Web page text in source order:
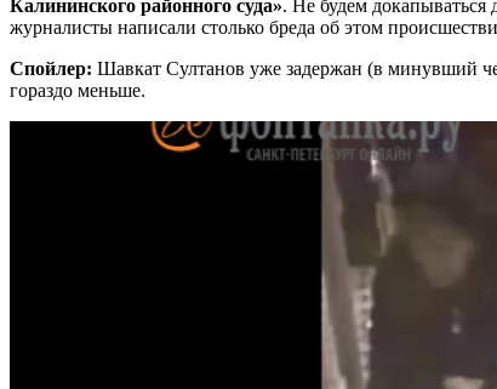
Калининского районного суда». Не будем докапываться
журналисты написали столько бреда об этом
Спойлер: Шавкат Султанов уже задержан (в минувший
гораздо меньше.